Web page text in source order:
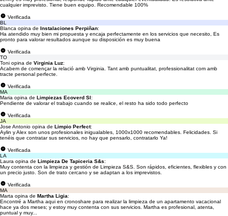
cualquier imprevisto. Tiene buen equipo. Recomendable 100%
Verificada
BL
Blanca opina de Instalaciones Perpiñan:
Ha atendido muy bien mi propuesta y encaja perfectamente en los servicios que necesito, Es
pronto para valorar resultados aunque su disposición es muy buena
Verificada
TO
Toni opina de Virginia Luz:
Acabem de començar la relació amb Virginia. Tant amb puntualitat, professionalitat com amb
tracte personal perfecte.
Verificada
MA
Maria opina de Limpiezas Ecoverd Sl:
Pendiente de valorar el trabajo cuando se realice, el resto ha sido todo perfecto
Verificada
JA
Jose Antonio opina de Limpio Perfect:
Aylin y Alex son unos profesionales inigualables, 1000x1000 recomendables. Felicidades. Si
tenéis que contratar sus servicios, no hay que pensarlo, contratarlo Ya!
Verificada
LA
Laura opina de Limpieza De Tapiceria S&s:
Muy contenta con la limpieza y gestión de Limpieza S&S. Son rápidos, eficientes, flexibles y con
un precio justo. Son de trato cercano y se adaptan a los imprevistos.
Verificada
MA
Marta opina de Martha Ligia:
Encontré a Martha aqui en cronoshare para realizar la limpieza de un apartamento vacacional
hace ya dos meses; y estoy muy contenta con sus servicios. Martha es profesional, atenta,
puntual y muy...